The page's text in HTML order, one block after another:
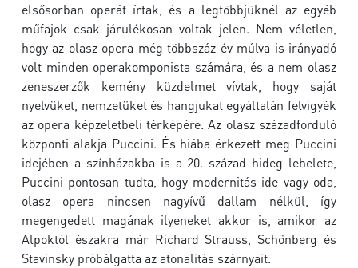
elsősorban operát írtak, és a legtöbbjüknél az egyéb
műfajok csak járulékosan voltak jelen. Nem véletlen,
hogy az olasz opera még többszáz év múlva is irányadó
volt minden operakomponista számára, és a nem olasz
zeneszerzők kemény küzdelmet vívtak, hogy saját
nyelvüket, nemzetüket és hangjukat egyáltalán felvigyék
az opera képzeletbeli térképére. Az olasz századforduló
központi alakja Puccini. És hiába érkezett meg Puccini
idejében a színházakba is a 20. század hideg lehelete,
Puccini pontosan tudta, hogy modernitás ide vagy oda,
olasz opera nincsen nagyívű dallam nélkül, így
megengedett magának ilyeneket akkor is, amikor az
Alpoktól északra már Richard Strauss, Schönberg és
Stavinsky próbálgatta az atonalitás szárnyait.